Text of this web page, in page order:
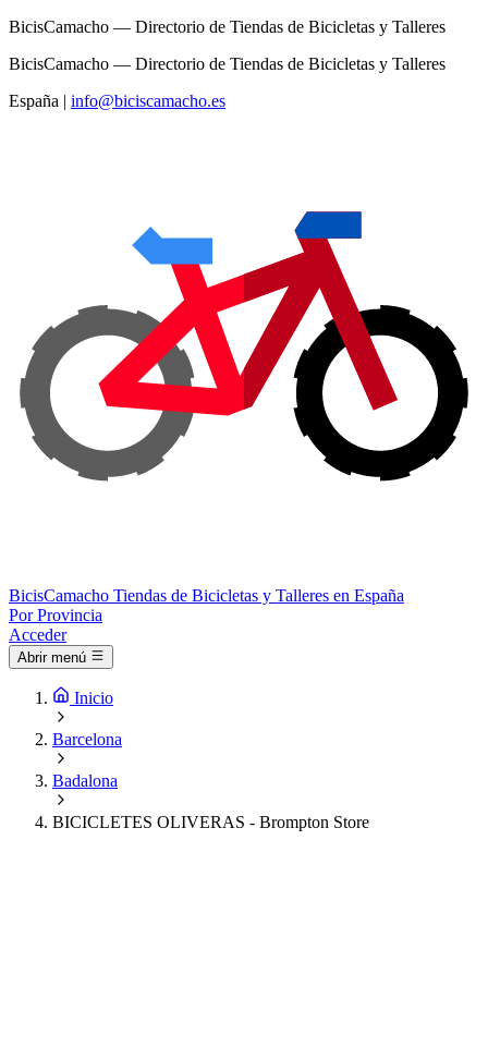
BicisCamacho — Directorio de Tiendas de Bicicletas y Talleres
BicisCamacho — Directorio de Tiendas de Bicicletas y Talleres
España | info@biciscamacho.es
BicisCamacho Tiendas de Bicicletas y Talleres en España
Por Provincia
Acceder
Abrir menú
Inicio
Barcelona
Badalona
BICICLETES OLIVERAS - Brompton Store